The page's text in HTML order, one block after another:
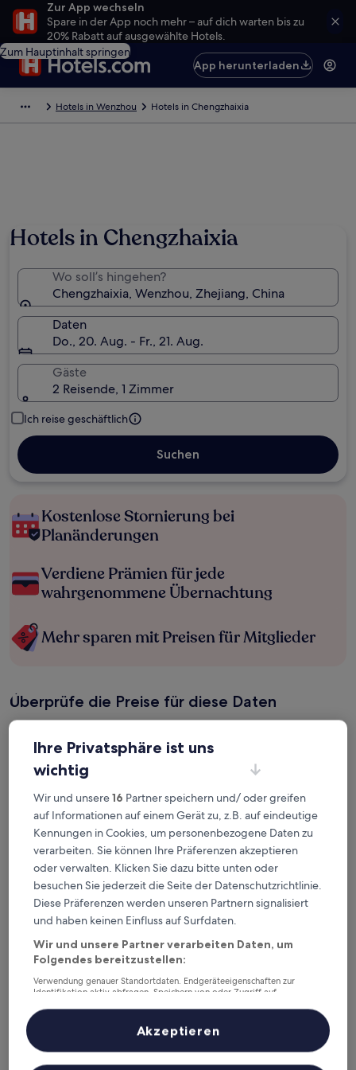
Zur App wechseln
Spare in der App noch mehr – auf dich warten bis zu
20% Rabatt auf ausgewählte Hotels.
Zum Hauptinhalt springen
App herunterladen
Hotels in Wenzhou Hotels in Chengzhaixia
Hotels in Chengzhaixia
Wo soll’s hingehen?
Chengzhaixia, Wenzhou, Zhejiang, China
Daten
Do., 20. Aug. - Fr., 21. Aug.
Gäste
2 Reisende, 1 Zimmer
Ich reise geschäftlich
Suchen
Kostenlose Stornierung bei
Planänderungen
Verdiene Prämien für jede
wahrgenommene Übernachtung
Mehr sparen mit Preisen für Mitglieder
Überprüfe die Preise für diese Daten
6. Aug. - 7. Aug.
Dieses Wochenende
Nächstes Wochenende
14. Aug. - 16. Aug.
Top 5 Hotels in Chengzhaixia
auf einen Blick
Wenling International Hotel— 5-Sterne-Hotel in Taizhou.
Gästebewertung: 9,0/10 — Wunderbar.
Sheraton Taizhou— 4.5-Sterne-Hotel in Bezirk Huangyan.
Gästebewertung: 9,8/10 — Außergewöhnlich.
Homm Wenzhou Nanxijiang— 4.5-Sterne-Hotel in Wenzhou.
Crowne Plaza Taizhou by IHG— 5-Sterne-Hotel in Bezirk Luqiao.
Gästebewertung: 8,8/10 — Hervorragend.
Unterkünfte in Chengzhaixia
Die Unterkünfte werden auf der Grundlage echter
Reisebewertungen und der Beliebtheit bei Gästen ausgewählt,
die eine Nacht in Chengzhaixia auf Hotels.com gebucht haben.
Ihre Privatsphäre ist uns
wichtig
Wir und unsere16 Partner speichern und/ oder greifen
auf Informationen auf einem Gerät zu, z.B. auf eindeutige
Kennungen in Cookies, um personenbezogene Daten zu
verarbeiten. Sie können Ihre Präferenzen akzeptieren
oder verwalten. Klicken Sie dazu bitte unten oder
besuchen Sie jederzeit die Seite der Datenschutzrichtlinie.
Diese Präferenzen werden unseren Partnern signalisiert
und haben keinen Einfluss auf Surfdaten.
Wir und unsere Partner verarbeiten Daten, um
Folgendes bereitzustellen:
Verwendung genauer Standortdaten. Endgeräteeigenschaften zur
Identifikation aktiv abfragen. Speichern von oder Zugriff auf
Inhalte, Messung von Werbeleistung und der Performance von Inhalten,
Zielgruppenforschung sowie Entwicklung und Verbesserung von
Liste der Partner (Lieferanten)
Akzeptieren